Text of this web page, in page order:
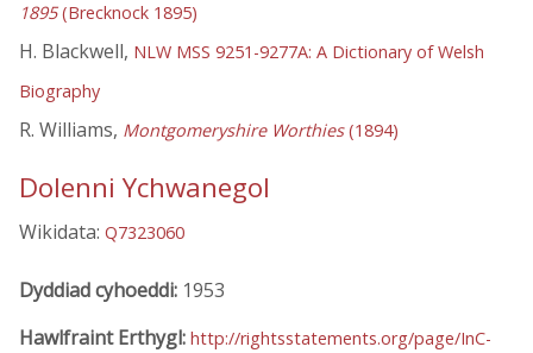
1895(Brecknock 1895)
H. Blackwell, NLW MSS 9251-9277A: A Dictionary of Welsh
Biography
R. Williams, Montgomeryshire Worthies(1894)
Dolenni Ychwanegol
Wikidata: Q7323060
Dyddiad cyhoeddi: 1953
Hawlfraint Erthygl: http://rightsstatements.org/page/InC-